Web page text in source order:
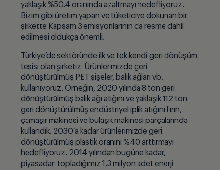
yaklaşık %50.4 oranında azaltmayı hedefliyoruz.
Bizim gibi üretim yapan ve tüketiciye dokunan bir
şirkette Kapsam 3 emisyonlarının da resme dahil
edilmesi oldukça önemli.
Türkiye’de sektöründe ilk ve tek kendi geri dönüşüm
tesisi olan şirketiz. Ürünlerimizde geri
dönüştürülmüş PET şişeler, balık ağları vb.
kullanıyoruz. Örneğin, 2020 yılında 8 ton geri
dönüştürülmüş balık ağı atığını ve yaklaşık 112 ton
geri dönüştürülmüş endüstriyel iplik atığını fırın,
çamaşır makinesi ve bulaşık makinesi parçalarında
kullandık. 2030’a kadar ürünlerimizde geri
dönüştürülmüş plastik oranını %40 arttırmayı
hedefliyoruz. 2014 yılından bugüne kadar,
piyasadan topladığımız 1,3 milyon adet enerji